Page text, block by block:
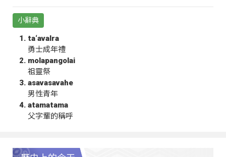
小辭典
ta‘avalra
勇士成年禮
molapangolai
祖靈祭
asavasavahe
男性青年
atamatama
父字輩的稱呼